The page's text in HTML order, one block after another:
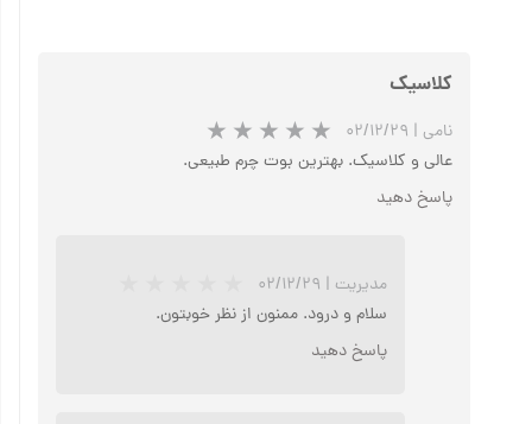
کلاسیک
نامی | ۰۲/۱۲/۲۹
عالی و کلاسیک. بهترین بوت چرم طبیعی.
پاسخ دهید
مدیریت | ۰۲/۱۲/۲۹
سلام و درود. ممنون از نظر خوبتون.
پاسخ دهید